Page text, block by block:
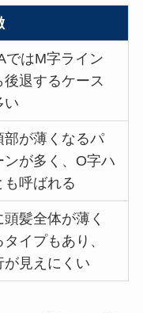
ではM字ライン
後退するケース
い
部が薄くなるパ
ンが多く、O字ハ
も呼ばれる
頭髪全体が薄く
タイプもあり、
が見えにくい